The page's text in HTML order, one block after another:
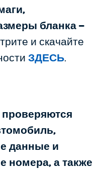
бланка –
и скачайте
ЗДЕСЬ.
проверяются
данные и
номера, а также